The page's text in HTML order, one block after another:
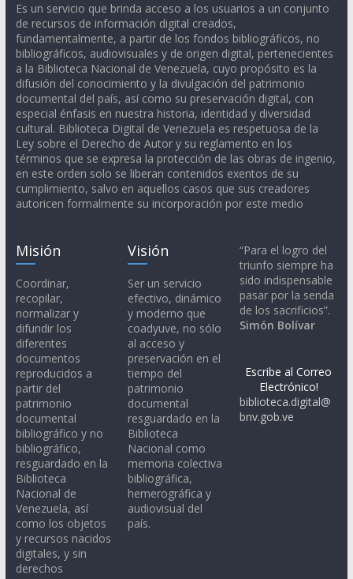
Es un servicio que brinda acceso a los usuarios a un conjunto
de recursos de información digital creados,
fundamentalmente, a partir de los fondos bibliográficos, no
bibliográficos, audiovisuales y de origen digital, pertenecientes
a la Biblioteca Nacional de Venezuela, cuyo propósito es la
difusión del conocimiento y la divulgación del patrimonio
documental del país, así como su preservación digital, con
especial énfasis en nuestra historia, identidad y diversidad
cultural. Biblioteca Digital de Venezuela es respetuosa de la
Ley sobre el Derecho de Autor y su reglamento en los
términos que se expresa la protección de las obras de ingenio,
en este orden solo se liberan contenidos exentos de su
cumplimiento, salvo en aquellos casos que sus creadores
autoricen formalmente su incorporación por este medio
Misión
Coordinar,
recopilar,
normalizar y
difundir los
diferentes
documentos
reproducidos a
partir del
patrimonio
documental
bibliográfico y no
bibliográfico,
resguardado en la
Biblioteca
Nacional de
Venezuela, así
como los objetos
y recursos nacidos
digitales, y sin
derechos
Visión
Ser un servicio
efectivo, dinámico
y moderno que
coadyuve, no sólo
al acceso y
preservación en el
tiempo del
patrimonio
documental
resguardado en la
Biblioteca
Nacional como
memoria colectiva
bibliográfica,
hemerográfica y
audiovisual del
país.
“Para el logro del
triunfo siempre ha
sido indispensable
pasar por la senda
de los sacrificios”.
Simón Bolívar
Escribe al Correo
Electrónico!
biblioteca.digital@
bnv.gob.ve